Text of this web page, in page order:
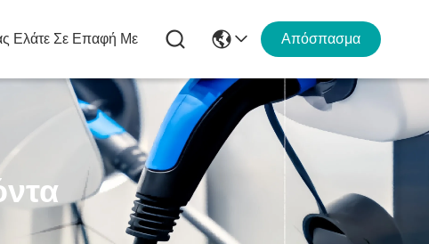
Ελάτε Σε Επαφή Με Απόσπασμα